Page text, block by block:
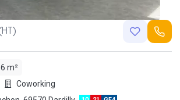
m²
Coworking